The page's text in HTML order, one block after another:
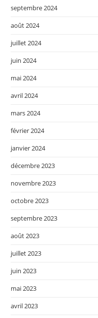
septembre 2024
août 2024
juillet 2024
juin 2024
mai 2024
avril 2024
mars 2024
février 2024
janvier 2024
décembre 2023
novembre 2023
octobre 2023
septembre 2023
août 2023
juillet 2023
juin 2023
mai 2023
avril 2023